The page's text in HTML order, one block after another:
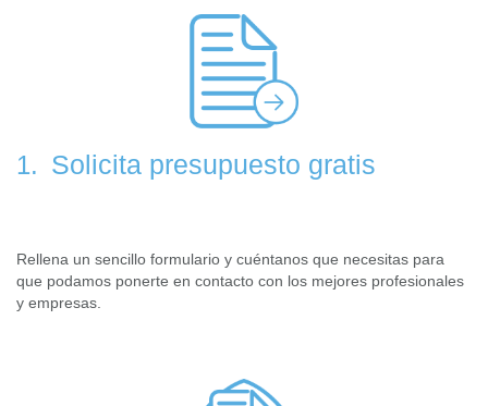
1. Solicita presupuesto gratis
Rellena un sencillo formulario y cuéntanos que necesitas para
que podamos ponerte en contacto con los mejores profesionales
y empresas.